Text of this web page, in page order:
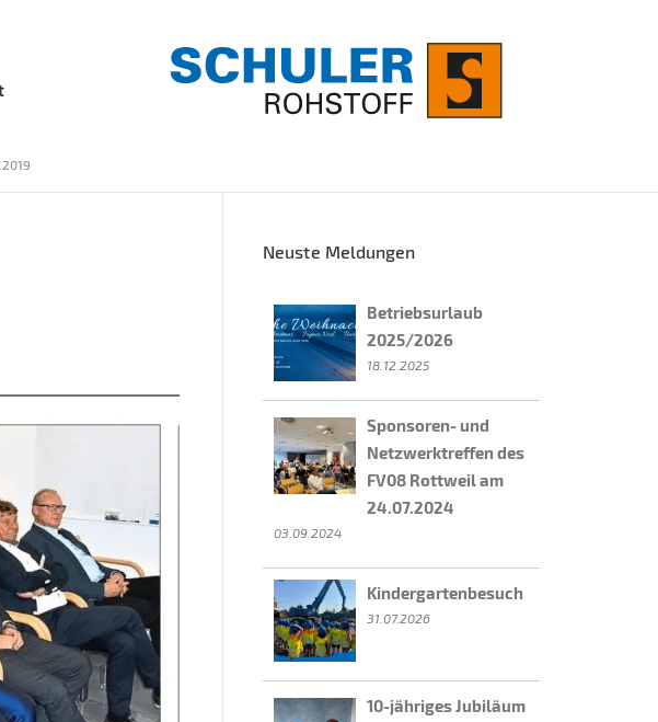
Neuste Meldungen
Betriebsurlaub
2025/2026
18.12.2025
Sponsoren- und
Netzwerktreffen des
FV08 Rottweil am
24.07.2024
03.09.2024
Kindergartenbesuch
31.07.2026
10-jähriges Jubiläum